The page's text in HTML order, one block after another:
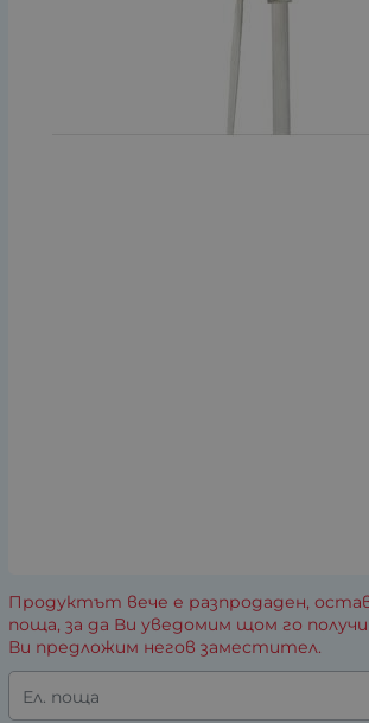
Продуктът вече е разпродаден,
поща, за да Ви уведомим щом го
Ви предложим негов заместител.
Ел. поща